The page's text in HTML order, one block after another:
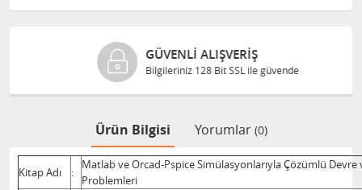
GÜVENLI ALIŞVERIŞ
Bilgileriniz 128 Bit SSL ile güvende
Ürün Bilgisi Yorumlar (0)
Kitap Adı :
Matlab ve Orcad-Pspice Simülasyonlarıyla Çözümlü Devre
Problemleri